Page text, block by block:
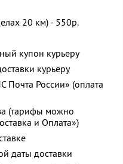
20 км) - 550р.
купон курьеру
курьеру
Почта России» (оплата
(тарифы можно
и Оплата»)
даты доставки